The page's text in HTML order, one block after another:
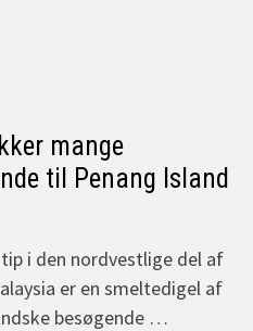
mange
til Penang Island
i den nordvestlige del af
er en smeltedigel af
besøgende …